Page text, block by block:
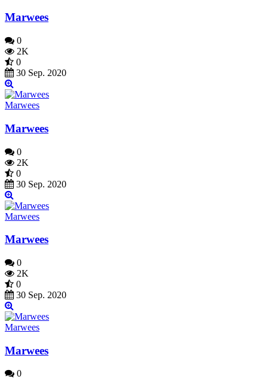
Marwees
0
2K
0
30 Sep. 2020
Marwees
Marwees
0
2K
0
30 Sep. 2020
Marwees
Marwees
0
2K
0
30 Sep. 2020
Marwees
Marwees
0